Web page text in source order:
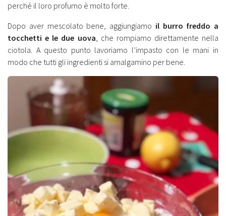
perché il loro profumo è molto forte.
Dopo aver mescolato bene, aggiungiamo il burro freddo a
tocchetti e le due uova, che rompiamo direttamente nella
ciotola. A questo punto lavoriamo l’impasto con le mani in
modo che tutti gli ingredienti si amalgamino per bene.